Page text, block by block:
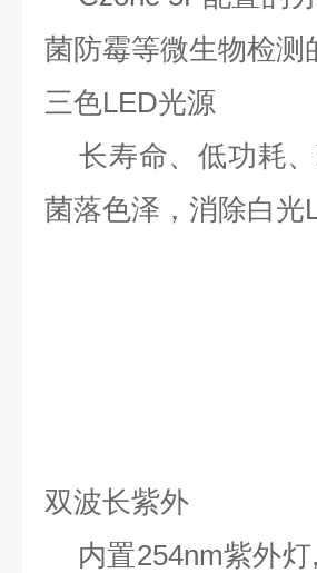
菌防霉等微生物检测
三色LED光源
长寿命、低功耗、
菌落色泽，消除白光
双波长紫外
内置254nm紫外灯